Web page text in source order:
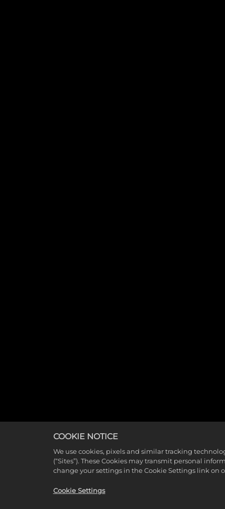
COOKIE NOTICE
We use cookies, pixels and similar tracking
(“Sites”). These Cookies may transmit personal
change your settings in the Cookie Settings link on
Cookie Settings